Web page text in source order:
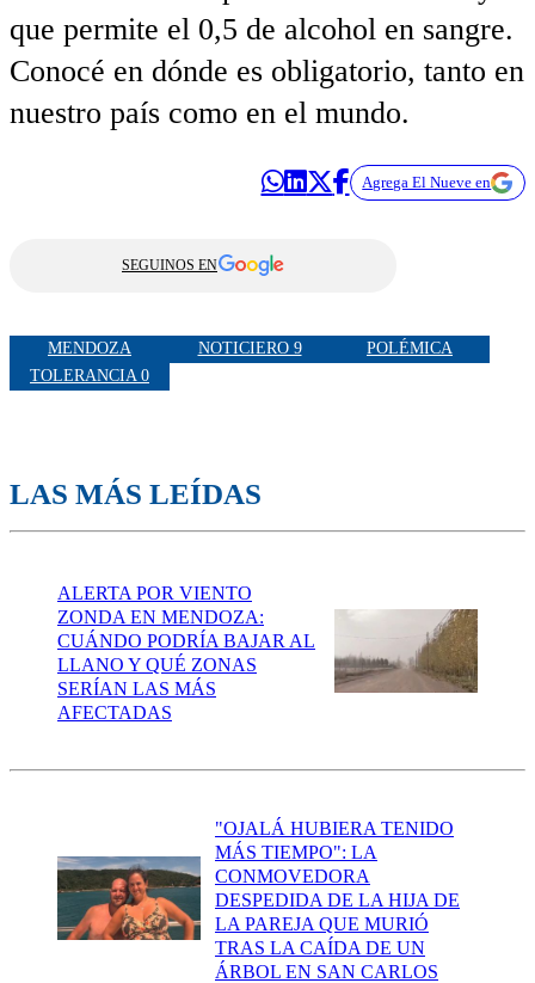
que permite el 0,5 de alcohol en sangre.
Conocé en dónde es obligatorio, tanto en
nuestro país como en el mundo.
Agrega El Nueve en
SEGUINOS EN
MENDOZA NOTICIERO 9
POLÉMICA
TOLERANCIA 0
LAS MÁS LEÍDAS
ALERTA POR VIENTO
ZONDA EN MENDOZA:
CUÁNDO PODRÍA BAJAR AL
LLANO Y QUÉ ZONAS
SERÍAN LAS MÁS
AFECTADAS
"OJALÁ HUBIERA TENIDO
MÁS TIEMPO": LA
CONMOVEDORA
DESPEDIDA DE LA HIJA DE
LA PAREJA QUE MURIÓ
TRAS LA CAÍDA DE UN
ÁRBOL EN SAN CARLOS